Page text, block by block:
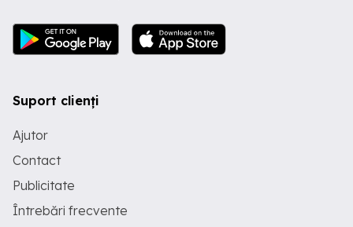
Suport clienți
Ajutor
Contact
Publicitate
Întrebări frecvente